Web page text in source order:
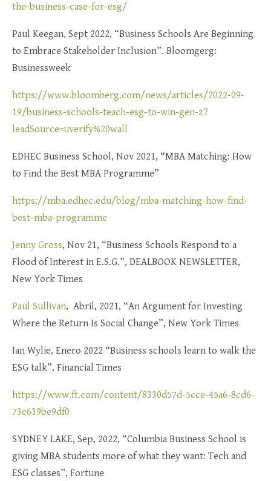
the-business-case-for-esg/
Paul Keegan, Sept 2022, “Business Schools Are Beginning
to Embrace Stakeholder Inclusion”. Bloomgerg:
Businessweek
https://www.bloomberg.com/news/articles/2022-09-
19/business-schools-teach-esg-to-win-gen-z?
leadSource=uverify%20wall
EDHEC Business School, Nov 2021, “MBA Matching: How
to Find the Best MBA Programme”
https://mba.edhec.edu/blog/mba-matching-how-find-
best-mba-programme
Jenny Gross, Nov 21, “Business Schools Respond to a
Flood of Interest in E.S.G.”, DEALBOOK NEWSLETTER,
New York Times
Paul Sullivan, Abril, 2021, “An Argument for Investing
Where the Return Is Social Change”, New York Times
Ian Wylie, Enero 2022 “Business schools learn to walk the
ESG talk”, Financial Times
https://www.ft.com/content/8330d57d-5cce-45a6-8cd6-
73c639be9df0
SYDNEY LAKE, Sep, 2022, “Columbia Business School is
giving MBA students more of what they want: Tech and
ESG classes”, Fortune